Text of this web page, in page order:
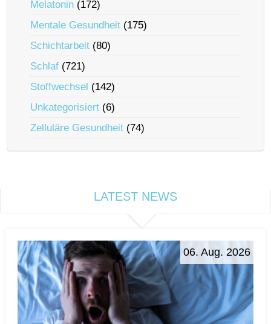
Melatonin (172)
Mentale Gesundheit (175)
Schichtarbeit (80)
Schlaf (721)
Stoffwechsel (142)
Unkategorisiert (6)
Zelluläre Gesundheit (74)
LATEST NEWS
06. Aug. 2026